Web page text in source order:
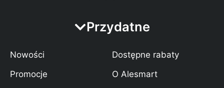
Przydatne
Nowości
Promocje
Dostępne rabaty
O Alesmart